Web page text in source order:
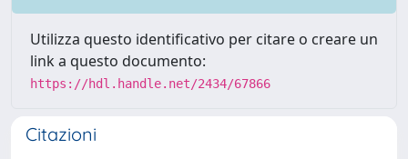
Utilizza questo identificativo per citare o creare un
link a questo documento:
https://hdl.handle.net/2434/67866
Citazioni